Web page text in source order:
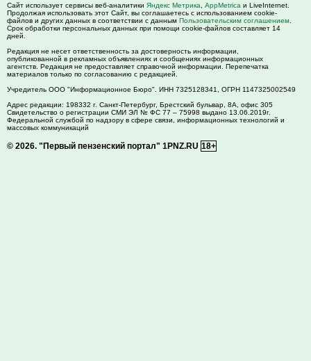
Сайт использует сервисы веб-аналитики Яндекс Метрика AppMetrica и LiveInternet.
Продолжая использовать этот Сайт, вы соглашаетесь с использованием cookie-
файлов и других данных в соответствии с данным Пользовательским соглашением
Срок обработки персональных данных при помощи cookie-файлов составляет 14
дней.
Редакция не несет ответственность за достоверность информации,
опубликованной в рекламных объявлениях и сообщениях информационных
агентств. Редакция не предоставляет справочной информации. Перепечатка
материалов только по согласованию с редакцией.
Учредитель ООО "Информационное Бюро". ИНН 7325128341, ОГРН 1147325002549
Адрес редакции: 198332 г. Санкт-Петербург, Брестский бульвар, 8А, офис 305
Свидетельство о регистрации СМИ ЭЛ № ФС 77 – 75998 выдано 13.06.2019г.
Федеральной службой по надзору в сфере связи, информационных технологий и
массовых коммуникаций
© 2026. "Первый пензенский портал" 1PNZ.RU 18+